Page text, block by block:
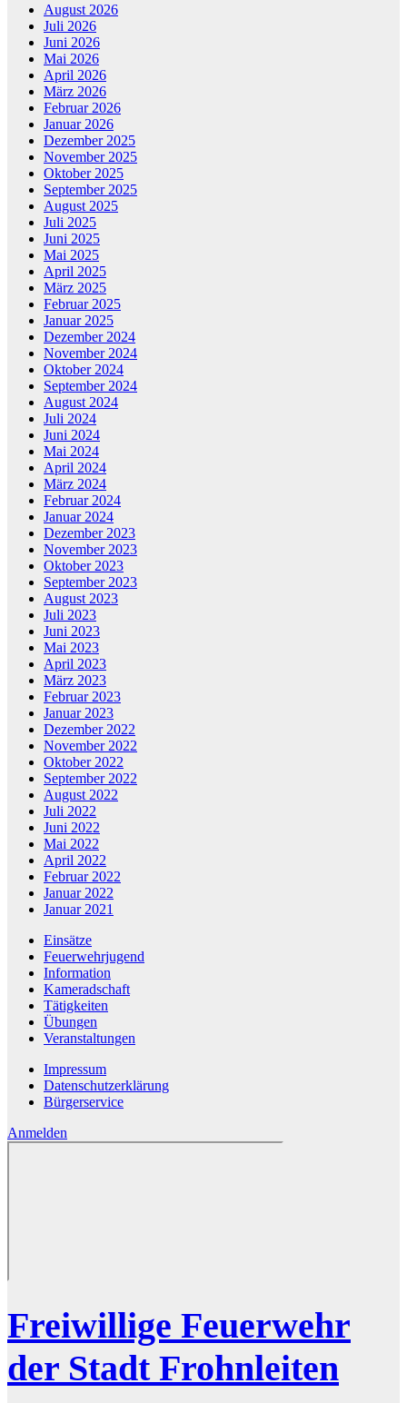
August 2026
Juli 2026
Juni 2026
Mai 2026
April 2026
März 2026
Februar 2026
Januar 2026
Dezember 2025
November 2025
Oktober 2025
September 2025
August 2025
Juli 2025
Juni 2025
Mai 2025
April 2025
März 2025
Februar 2025
Januar 2025
Dezember 2024
November 2024
Oktober 2024
September 2024
August 2024
Juli 2024
Juni 2024
Mai 2024
April 2024
März 2024
Februar 2024
Januar 2024
Dezember 2023
November 2023
Oktober 2023
September 2023
August 2023
Juli 2023
Juni 2023
Mai 2023
April 2023
März 2023
Februar 2023
Januar 2023
Dezember 2022
November 2022
Oktober 2022
September 2022
August 2022
Juli 2022
Juni 2022
Mai 2022
April 2022
Februar 2022
Januar 2022
Januar 2021
Einsätze
Feuerwehrjugend
Information
Kameradschaft
Tätigkeiten
Übungen
Veranstaltungen
Impressum
Datenschutzerklärung
Bürgerservice
Anmelden
Freiwillige Feuerwehr
der Stadt Frohnleiten